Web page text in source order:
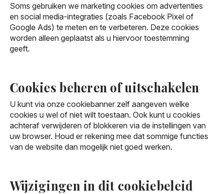
Soms gebruiken we marketing cookies om advertenties
en social media-integraties (zoals Facebook Pixel of
Google Ads) te meten en te verbeteren. Deze cookies
worden alleen geplaatst als u hiervoor toestemming
geeft.
Cookies beheren of uitschakelen
U kunt via onze cookiebanner zelf aangeven welke
cookies u wel of niet wilt toestaan. Ook kunt u cookies
achteraf verwijderen of blokkeren via de instellingen van
uw browser. Houd er rekening mee dat sommige functies
van de website dan mogelijk niet goed werken.
Wijzigingen in dit cookiebeleid